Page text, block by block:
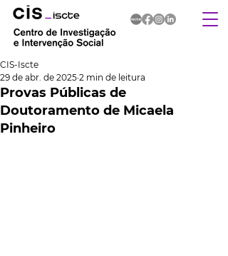
Provas Públicas de
Doutoramento de Micaela
Pinheiro
CIS-Iscte
29 de abr. de 2025 2 min de leitura